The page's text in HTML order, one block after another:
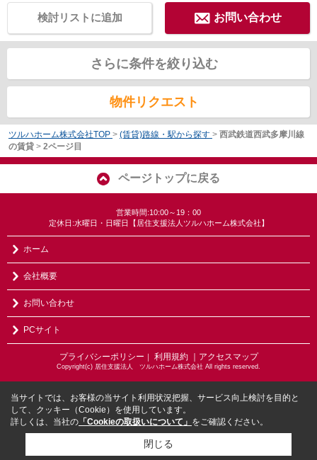
お問い合わせ
検討リストに追加
さらに条件を絞り込む
物件リクエスト
ツルハホーム株式会社TOP > (賃貸)路線・駅から探す > 西武鉄道西武多摩川線
の賃貸 > 2ページ目
ページトップに戻る
営業時間:10:00～19：00
定休日:水曜日・日曜日【居住支援法人ツルハホーム株式会社】
ホーム
会社概要
お問い合わせ
PCサイト
プライバシーポリシー ｜ 利用規約 ｜アクセスマップ
Copyright(c) 居住支援法人 ツルハホーム株式会社 All rights reserved.
当サイトでは、お客様の当サイト利用状況把握、サービス向上検討を目的と
して、クッキー（Cookie）を使用しています。
詳しくは、当社の 「Cookieの取扱いについて」 をご確認ください。
閉じる